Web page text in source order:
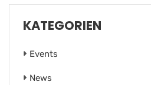
KATEGORIEN
Events
News